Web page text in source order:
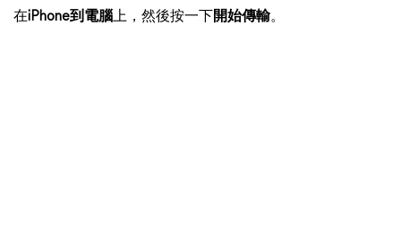
在iPhone到電腦上，然後按一下 開始傳輸。